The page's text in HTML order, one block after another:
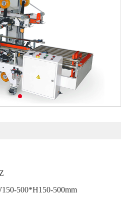
500*H150-500mm